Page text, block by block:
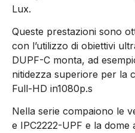
Lux.
Queste prestazioni sono
con l’utilizzo di obiettivi
DUPF-C monta, ad
nitidezza superiore per la
Full-HD in1080p.s
Nella serie compaiono le
e IPC2222-UPF e la dome